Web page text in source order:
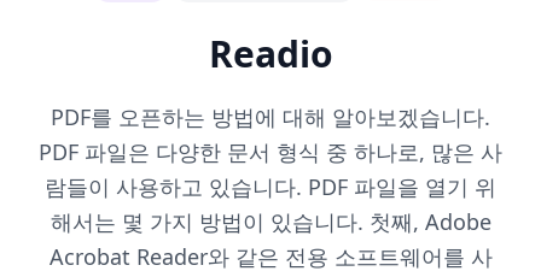
Readio
PDF를 오픈하는 방법에 대해 알아보겠습니다.
PDF 파일은 다양한 문서 형식 중 하나로, 많은 사
람들이 사용하고 있습니다. PDF 파일을 열기 위
해서는 몇 가지 방법이 있습니다. 첫째, Adobe
Acrobat Reader와 같은 전용 소프트웨어를 사